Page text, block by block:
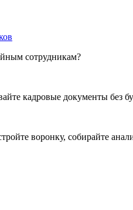
сотрудникам?
кадровые документы без
воронку, собирайте